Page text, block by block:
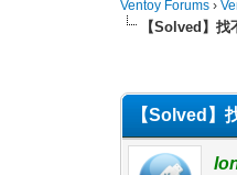
Ventoy Forums ›
【Solved】找
【Solved】